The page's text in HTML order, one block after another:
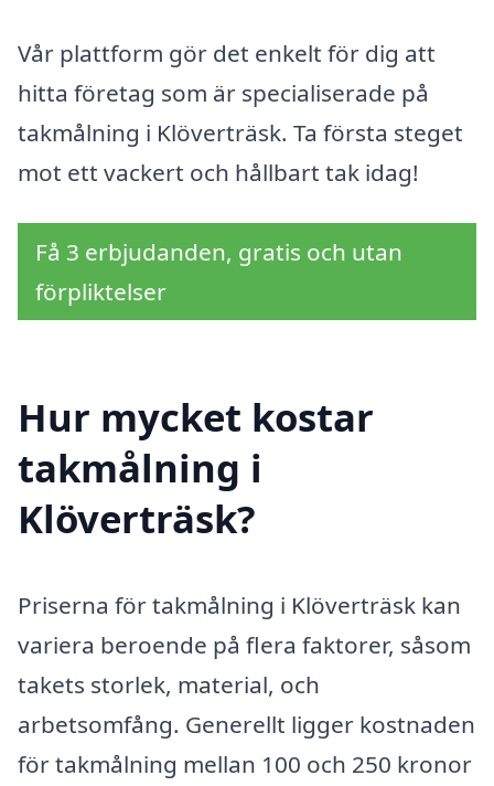
Vår plattform gör det enkelt för dig att
hitta företag som är specialiserade på
takmålning i Klöverträsk. Ta första steget
mot ett vackert och hållbart tak idag!
Få 3 erbjudanden, gratis och utan
förpliktelser
Hur mycket kostar
takmålning i
Klöverträsk?
Priserna för takmålning i Klöverträsk kan
variera beroende på flera faktorer, såsom
takets storlek, material, och
arbetsomfång. Generellt ligger kostnaden
för takmålning mellan 100 och 250 kronor